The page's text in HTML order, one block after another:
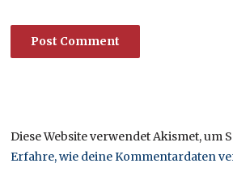
Diese Website verwendet Akismet, um
Erfahre, wie deine Kommentardaten